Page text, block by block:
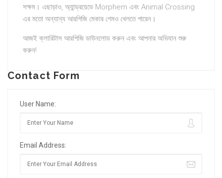
সক্ষম। এছাড়াও, অ্যান্ড্রয়েডে Morphem এবং Animal Crossing
এর মতো অন্যান্য আরপিজি মেকার গেমও খেলতে পারেন।
আজই ক্লারিটাস আরপিজি ডাউনলোড করুন এবং আপনার অভিযান শুরু
করুন!
Contact Form
User Name:
Email Address: